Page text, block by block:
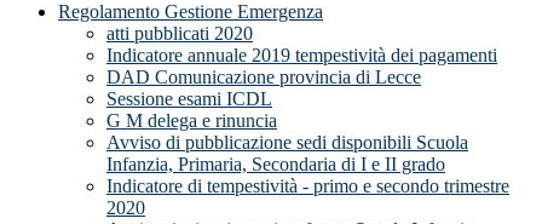
Regolamento Gestione Emergenza
atti pubblicati 2020
Indicatore annuale 2019 tempestività dei pagamenti
DAD Comunicazione provincia di Lecce
Sessione esami ICDL
G M delega e rinuncia
Avviso di pubblicazione sedi disponibili Scuola
Infanzia, Primaria, Secondaria di I e II grado
Indicatore di tempestività - primo e secondo trimestre
2020